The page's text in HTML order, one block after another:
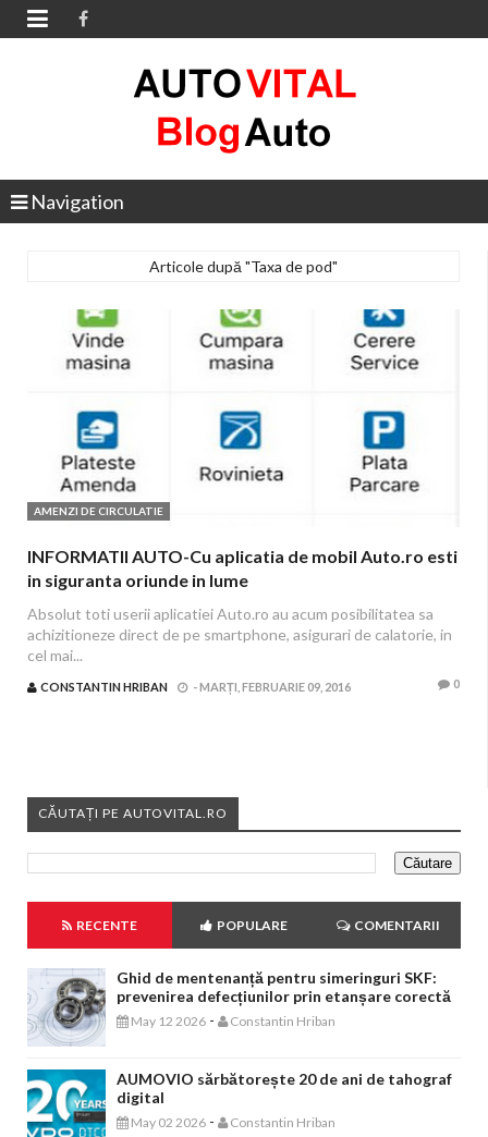

Navigation
Articole după "Taxa de pod"
AMENZI DE CIRCULATIE
INFORMATII AUTO-Cu aplicatia de mobil Auto.ro esti
in siguranta oriunde in lume
Absolut toti userii aplicatiei Auto.ro au acum posibilitatea sa
achizitioneze direct de pe smartphone, asigurari de calatorie, in
cel mai...
CONSTANTIN HRIBAN -MARȚI, FEBRUARIE 09, 2016 0
CĂUTAȚI PE AUTOVITAL.RO
RECENTE POPULARE COMENTARII
Ghid de mentenanță pentru simeringuri SKF:
prevenirea defecțiunilor prin etanșare corectă
May 12 2026 - Constantin Hriban
AUMOVIO sărbătorește 20 de ani de tahograf
digital
May 02 2026 - Constantin Hriban